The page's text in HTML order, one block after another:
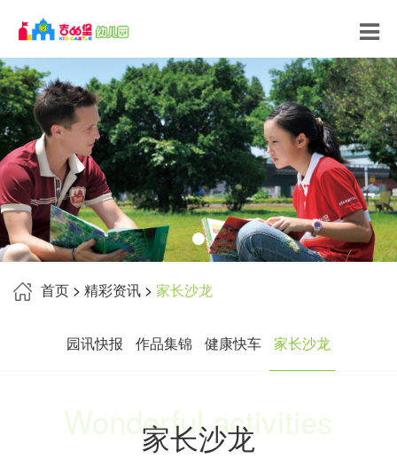
首页 > 精彩资讯 > 家长沙龙
园讯快报 作品集锦 健康快车 家长沙龙
Wonderful activities
家长沙龙